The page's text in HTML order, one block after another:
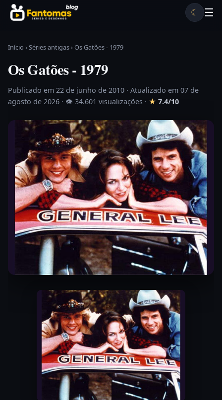
Pular para o conteúdo
☰
☾
Início ›Séries antigas›Os Gatões - 1979
Os Gatões - 1979
Publicado em 22 de junho de 2010 · Atualizado em 07 de
agosto de 2026 · 👁 34.601 visualizações · ★ 7.4/10